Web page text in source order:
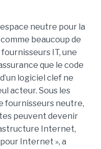
neutre pour la
beaucoup de
IT, une
que le code
logiciel clef ne
acteur. Sous les
fournisseurs neutre,
peuvent devenir
Internet,
Internet », a